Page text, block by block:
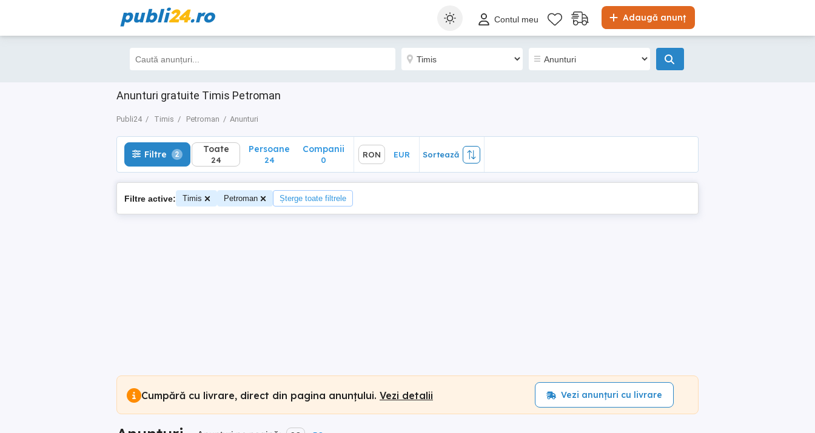
publi24.ro Adaugă anunț
Contul meu
Anunturi gratuite Timis Petroman
Publi24 Timis Petroman Anunturi
Filtre 2 Toate
24
Sortează
Filtre 2 Toate
24
Persoane
24
Companii
0
RON EUR Sortează
Filtre active: Timis Petroman Șterge toate filtrele
Cumpără cu livrare, direct din pagina anunțului. Vezi detalii Vezi anunțuri cu livrare